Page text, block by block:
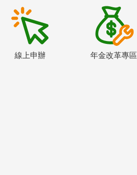
線上申辦 年金改革專區